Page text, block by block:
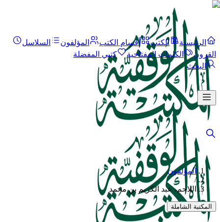
الرئيسية الكتب أقسام الكتب المؤلفون
السلاسل
القرون
الكلمات المفتاحية
كتبي المفضلة
البحث
المؤلفون
/
اللاحم، عبد الكريم بن محمد
المكتبة الشاملة